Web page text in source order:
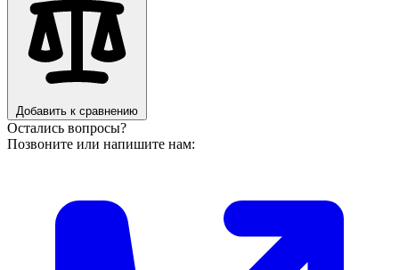
Добавить к сравнению
Остались вопросы?
Позвоните или напишите нам: